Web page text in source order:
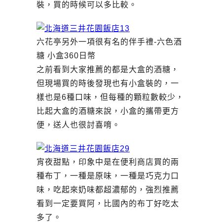
裝，買的時候可以多比較。
六花亭另外一項很有名的伴手禮-六色酒
糖 小盒360日幣
之前看到大家推薦的都是大盒的酒糖，
但現場買的時後發現也有小盒裝的，一
樣也是6種口味，但每種的顆粒數較少，
比起大盒的酒糖來說，小盒的攜帶更方
便，送人也很討喜唷。
宵夜甜點，印象中是在便利商店買的兩
種布丁，一種是原味，一種是巧克力口
味，吃起來奶味都超濃郁的，強烈推薦
看到一定要買阿，比國內的布丁好吃太
多了。